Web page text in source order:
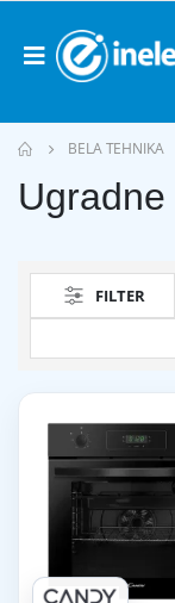
BELA TEHNIKA
FILTER